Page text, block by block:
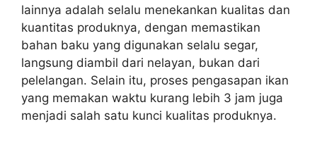
lainnya adalah selalu menekankan kualitas dan
kuantitas produknya, dengan memastikan
bahan baku yang digunakan selalu segar,
langsung diambil dari nelayan, bukan dari
pelelangan. Selain itu, proses pengasapan ikan
yang memakan waktu kurang lebih 3 jam juga
menjadi salah satu kunci kualitas produknya.